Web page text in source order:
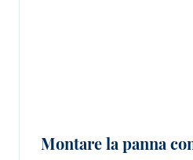
Montare la panna